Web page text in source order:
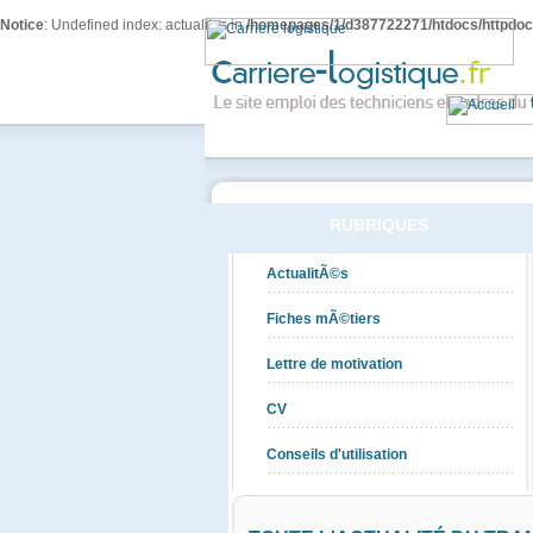
Notice: Undefined index: actualites in/homepages/1/d387722271/htdocs/
RUBRIQUES
ActualitÃ©s
Fiches mÃ©tiers
Lettre de motivation
CV
Conseils d'utilisation
Dossiers